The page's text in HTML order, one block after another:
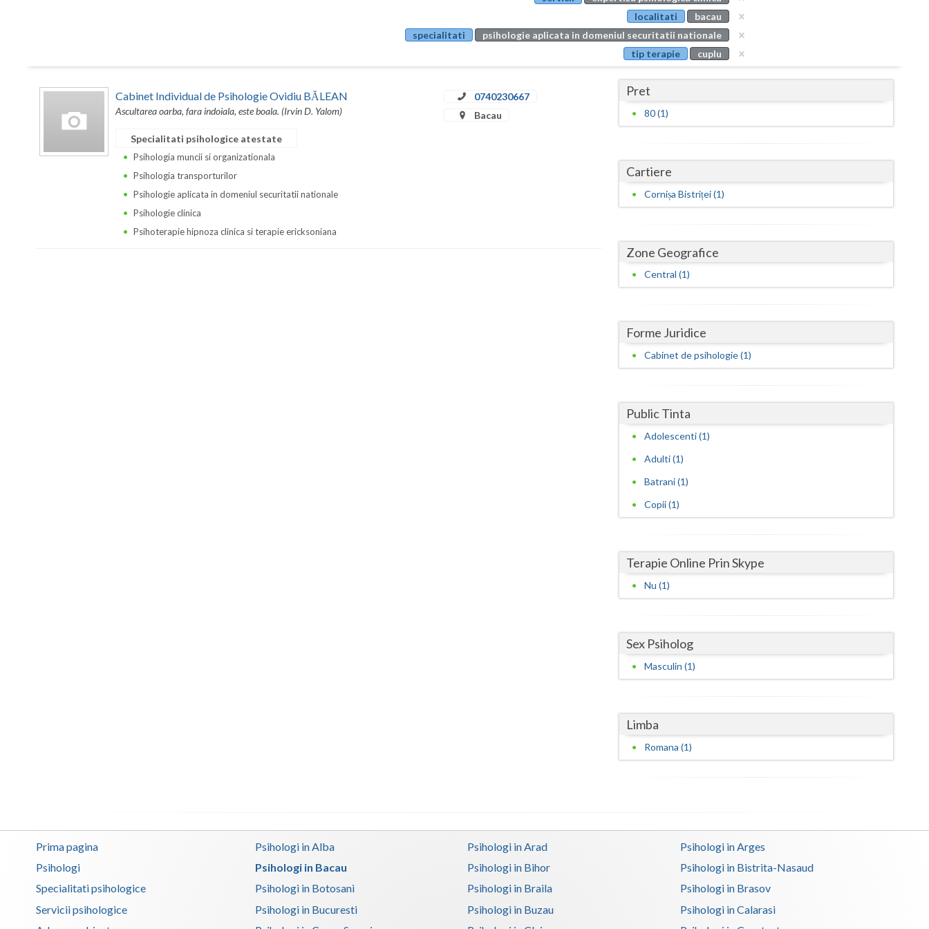
Buzau
Calarasi
Caras-Severin
Dolj
Gorj
Ialomita
Olt
Vrancea
localitati
bacau
specialitati
psihologie aplicata in domeniul securitatii nationale
tip terapie
cuplu
Cabinet Individual de Psihologie Ovidiu BĂLEAN
Ascultarea oarba, fara indoiala, este boala. (Irvin D. Yalom)
0740230667
Bacau
Specialitati psihologice atestate
Psihologia muncii si organizationala
Psihologia transporturilor
Psihologie aplicata in domeniul securitatii nationale
Psihologie clinica
Psihoterapie hipnoza clinica si terapie ericksoniana
Pret
80 (1)
Cartiere
Cornișa Bistriței (1)
Zone Geografice
Central (1)
Forme Juridice
Cabinet de psihologie (1)
Public Tinta
Adolescenti (1)
Adulti (1)
Batrani (1)
Copii (1)
Terapie Online Prin Skype
Nu (1)
Sex Psiholog
Masculin (1)
Limba
Romana (1)
Prima pagina
Psihologi
Specialitati psihologice
Servicii psihologice
Psihologi in Alba Psihologi in Arad
Psihologi in Arges
Psihologi in Bacau
Psihologi in Bihor
Psihologi in Bistrita-Nasaud
Psihologi in Botosani
Psihologi in Braila
Psihologi in Brasov
Psihologi in Bucuresti
Psihologi in Buzau
Psihologi in Calarasi